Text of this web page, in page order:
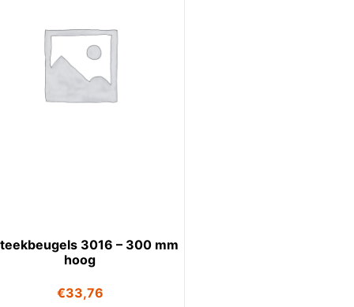
3016 – 300 mm
hoog
€33,76